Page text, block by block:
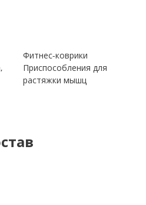
Фитнес-коврики
Приспособления для
растяжки мышц